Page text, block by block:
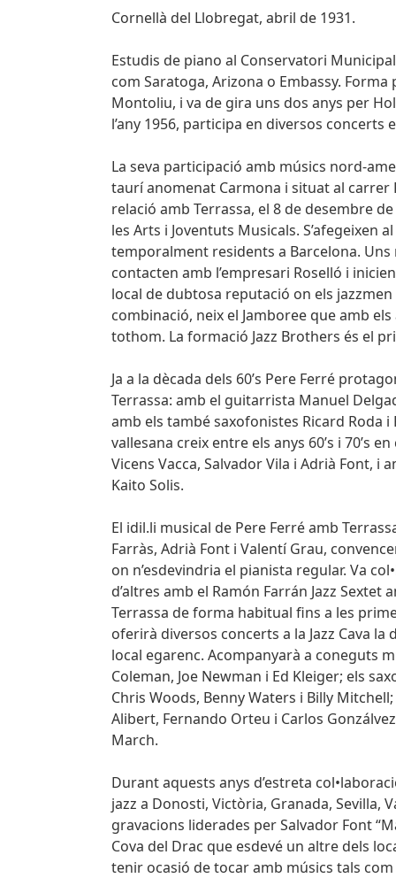
Cornellà del Llobregat, abril de 1931.
Estudis de piano al Conservatori
com Saratoga, Arizona o Embassy.
Montoliu, i va de gira uns dos anys per
l’any 1956, participa en diversos concerts
La seva participació amb músics nord-
taurí anomenat Carmona i situat al carrer
relació amb Terrassa, el 8 de desembre
les Arts i Joventuts Musicals. S’afegeixen
temporalment residents a Barcelona. Uns
contacten amb l’empresari Roselló i
local de dubtosa reputació on els
combinació, neix el Jamboree que amb
tothom. La formació Jazz Brothers és el
Ja a la dècada dels 60’s Pere Ferré
Terrassa: amb el guitarrista Manuel
amb els també saxofonistes Ricard Roda i
vallesana creix entre els anys 60’s i 70’s
Vicens Vacca, Salvador Vila i Adrià Font,
Kaito Solis.
El idil.li musical de Pere Ferré amb
Farràs, Adrià Font i Valentí Grau,
on n’esdevindria el pianista regular. Va
d’altres amb el Ramón Farrán Jazz
Terrassa de forma habitual fins a les
oferirà diversos concerts a la Jazz Cava
local egarenc. Acompanyarà a coneguts
Coleman, Joe Newman i Ed Kleiger; els
Chris Woods, Benny Waters i Billy
Alibert, Fernando Orteu i Carlos
March.
Durant aquests anys d’estreta
jazz a Donosti, Victòria, Granada, Sevilla,
gravacions liderades per Salvador Font
Cova del Drac que esdevé un altre dels
tenir ocasió de tocar amb músics tals com